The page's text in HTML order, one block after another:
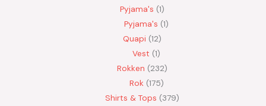
Pyjama's 1
Pyjama's 1
Quapi 12
Vest 1
Rokken 232
Rok 175
Shirts & Tops 379